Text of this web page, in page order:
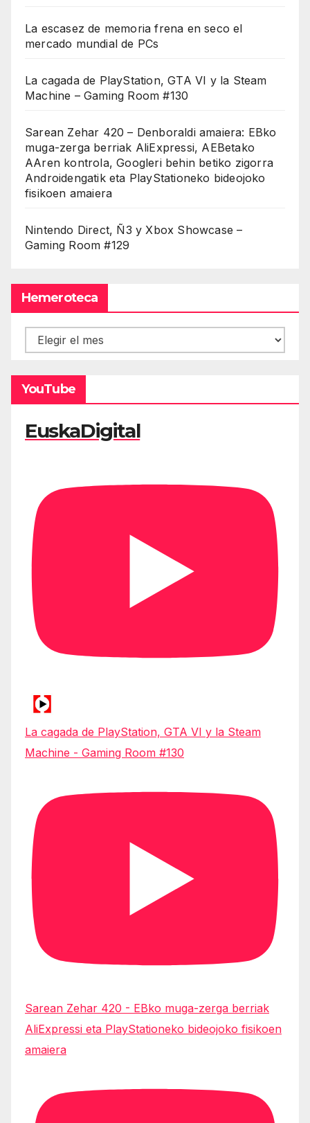
La escasez de memoria frena en seco el
mercado mundial de PCs
La cagada de PlayStation, GTA VI y la Steam
Machine – Gaming Room #130
Sarean Zehar 420 – Denboraldi amaiera: EBko
muga-zerga berriak AliExpressi, AEBetako
AAren kontrola, Googleri behin betiko zigorra
Androidengatik eta PlayStationeko bideojoko
fisikoen amaiera
Nintendo Direct, Ñ3 y Xbox Showcase –
Gaming Room #129
Hemeroteca
Hemeroteca
YouTube
EuskaDigital
La cagada de PlayStation, GTA VI y la Steam
Machine - Gaming Room #130
Sarean Zehar 420 - EBko muga-zerga berriak
AliExpressi eta PlayStationeko bideojoko fisikoen
amaiera